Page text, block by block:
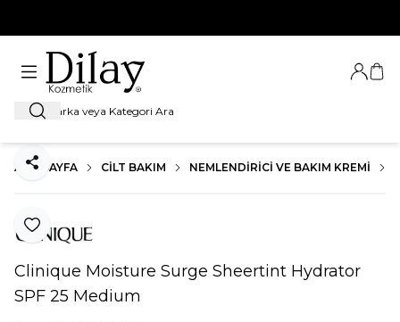
Ara
Giriş
ANA SAYFA CILT BAKIM NEMLENDIRICI VE BAKIM KREMI
Favoriye Ekle
Paylaş
Clinique Moisture Surge Sheertint Hydrator
SPF 25 Medium